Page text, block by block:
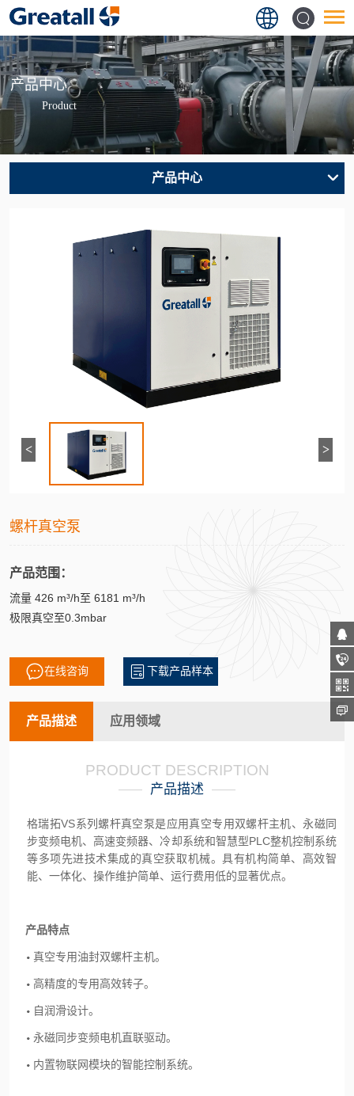
产品中心
Product
产品中心
< >
螺杆真空泵
产品范围：
流量 426 m³/h至 6181 m³/h
极限真空至0.3mbar
在线咨询 下载产品样本
产品描述 应用领域
PRODUCT DESCRIPTION
产品描述
格瑞拓VS系列螺杆真空泵是应用真空专用双螺杆主机、永磁同
步变频电机、高速变频器、冷却系统和智慧型PLC整机控制系统
等多项先进技术集成的真空获取机械。具有机构简单、高效智
能、一体化、操作维护简单、运行费用低的显著优点。
产品特点
真空专用油封双螺杆主机。
高精度的专用高效转子。
自润滑设计。
永磁同步变频电机直联驱动。
内置物联网模块的智能控制系统。